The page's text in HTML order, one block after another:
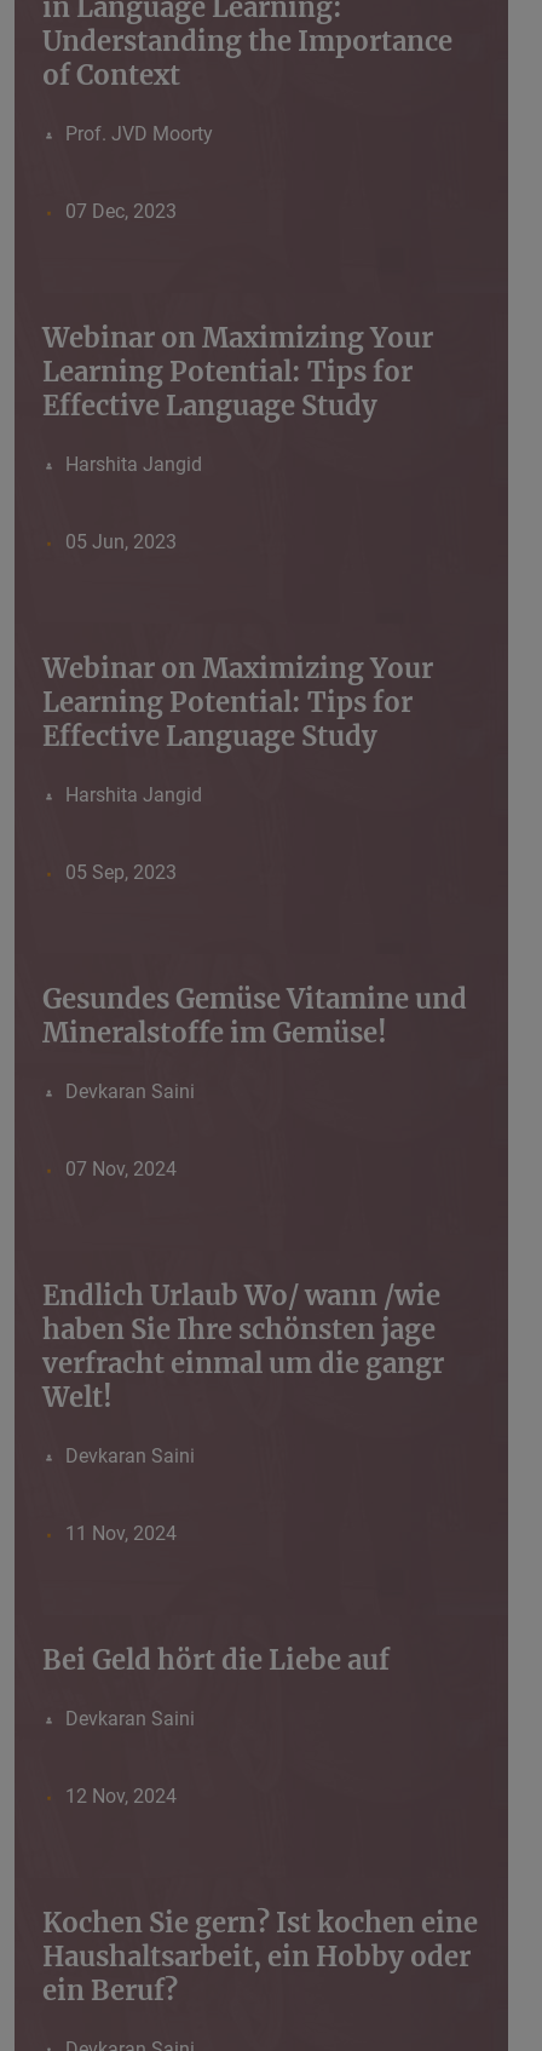
in Language Learning:
Understanding the Importance
of Context
Prof. JVD Moorty
07 Dec, 2023
Webinar on Maximizing Your
Learning Potential: Tips for
Effective Language Study
Harshita Jangid
05 Jun, 2023
Webinar on Maximizing Your
Learning Potential: Tips for
Effective Language Study
Harshita Jangid
05 Sep, 2023
Gesundes Gemüse Vitamine und
Mineralstoffe im Gemüse!
Devkaran Saini
07 Nov, 2024
Endlich Urlaub Wo/ wann /wie
haben Sie Ihre schönsten jage
verfracht einmal um die gangr
Welt!
Devkaran Saini
11 Nov, 2024
Bei Geld hört die Liebe auf
Devkaran Saini
12 Nov, 2024
Kochen Sie gern? Ist kochen eine
Haushaltsarbeit, ein Hobby oder
ein Beruf?